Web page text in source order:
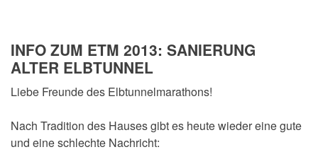
INFO ZUM ETM 2013: SANIERUNG
ALTER ELBTUNNEL
Liebe Freunde des Elbtunnelmarathons!
Nach Tradition des Hauses gibt es heute wieder eine gute
und eine schlechte Nachricht: